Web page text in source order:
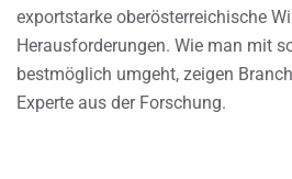
exportstarke oberösterreichische
Herausforderungen. Wie man mit
bestmöglich umgeht, zeigen
Experte aus der Forschung.